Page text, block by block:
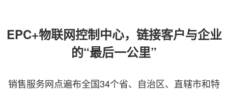
EPC+物联网控制中心，链接客户与企业
的“最后一公里”
销售服务网点遍布全国34个省、自治区、直辖市和特